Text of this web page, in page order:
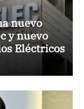
nuevo
y nuevo
Eléctricos